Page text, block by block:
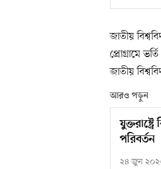
জাতীয়
প্রোগ্রামে
জাতীয়
আরও পড়ুন
পরিবর্তন
২৪ জুন